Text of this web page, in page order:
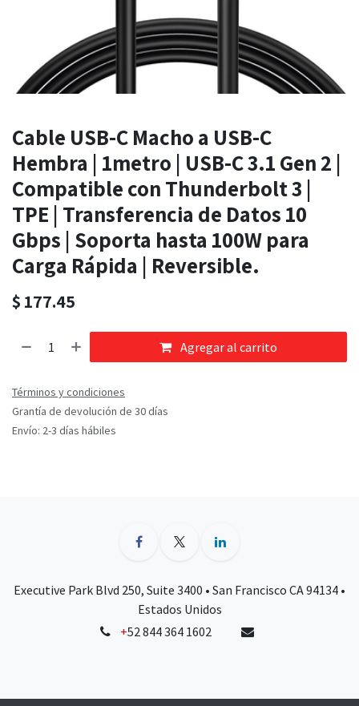
Cable USB-C Macho a USB-C
Hembra | 1metro | USB-C 3.1 Gen 2 |
Compatible con Thunderbolt 3 |
TPE | Transferencia de Datos 10
Gbps | Soporta hasta 100W para
Carga Rápida | Reversible.
$ 177.45
Agregar al carrito
Términos y condiciones
Grantía de devolución de 30 días
Envío: 2-3 días hábiles
Executive Park Blvd 250, Suite 3400 • San Francisco CA 94134 •
Estados Unidos
+52 844 364 1602